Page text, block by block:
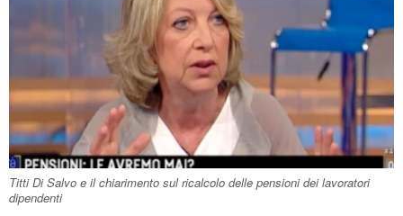
Titti Di Salvo e il chiarimento sul ricalcolo delle pensioni dei lavoratori
dipendenti